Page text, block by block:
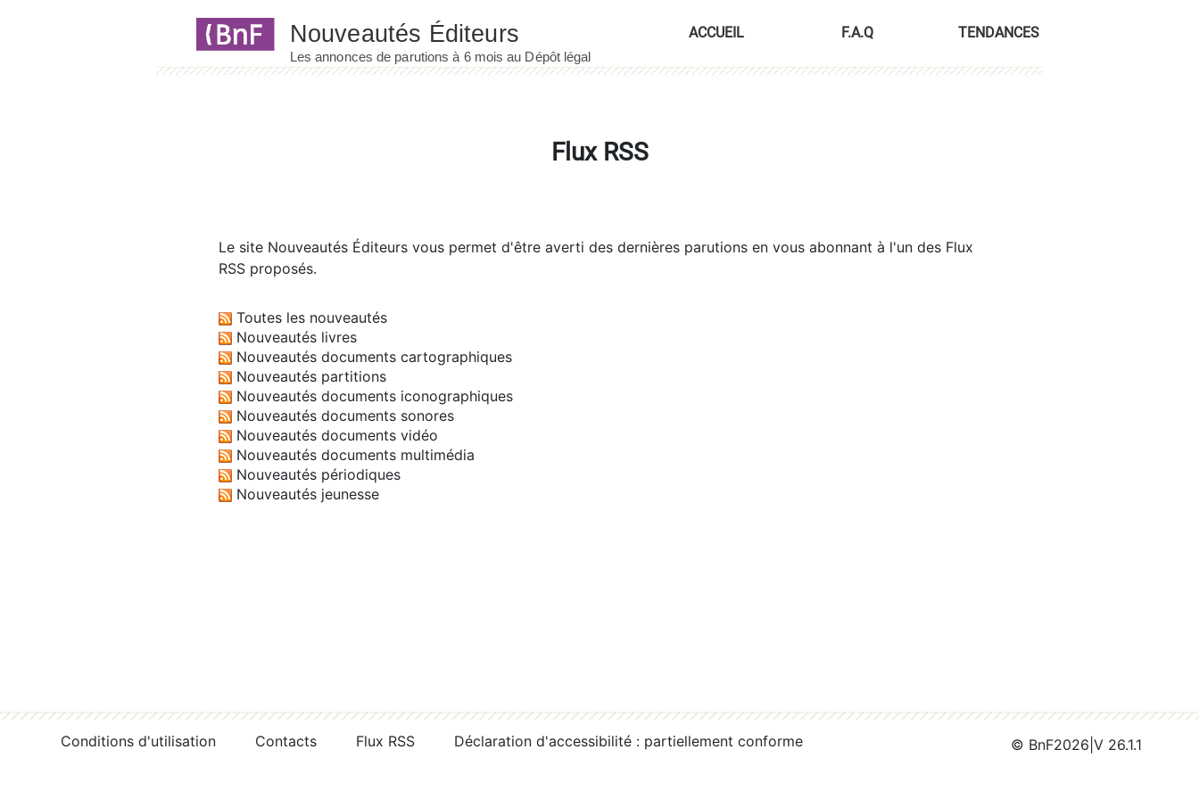
ACCUEIL F.A.Q TENDANCES
Flux RSS
Le site Nouveautés Éditeurs vous permet d'être averti des dernières parutions en vous abonnant à l'un des Flux
RSS proposés.
Toutes les nouveautés
Nouveautés livres
Nouveautés documents cartographiques
Nouveautés partitions
Nouveautés documents iconographiques
Nouveautés documents sonores
Nouveautés documents vidéo
Nouveautés documents multimédia
Nouveautés périodiques
Nouveautés jeunesse
Conditions d'utilisation Contacts Flux RSS Déclaration d'accessibilité : partiellement conforme © BnF2026 V 26.1.1